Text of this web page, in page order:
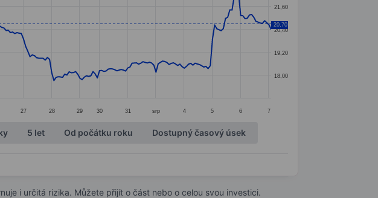
27 28 29 30 31 srp 4 5 6 7
18,00
19,20
20,40
21,60
20,70
5 let Od počátku roku Dostupný časový úsek
i určitá rizika. Můžete přijít o část nebo o celou svou investici.